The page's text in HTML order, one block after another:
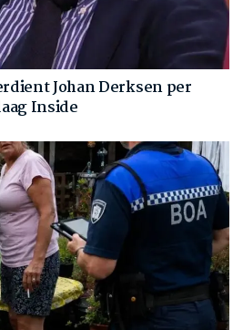
Johan Derksen per
Inside